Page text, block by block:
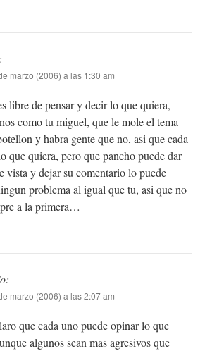
marzo (2006) a las 1:30 am
libre de pensar y decir lo que quiera,
como tu miguel, que le mole el tema
y habra gente que no, asi que cada
que quiera, pero que pancho puede dar
vista y dejar su comentario lo puede
problema al igual que tu, asi que no
a la primera…
marzo (2006) a las 2:07 am
que cada uno puede opinar lo que
algunos sean mas agresivos que